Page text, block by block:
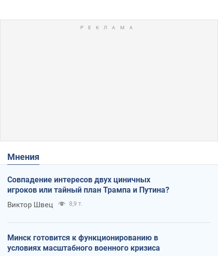
Мнения
Совпадение интересов двух циничных
игроков или тайный план Трампа и Путина?
Виктор Швец 8,9 т.
Минск готовится к функционированию в
условиях масштабного военного кризиса